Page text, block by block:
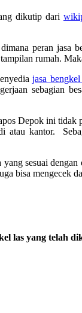
dikutip dari
peran
rumah.
jasa bengkel
sebagian
Depok ini tidak
atau kantor.
sesuai
bisa mengecek
las yang telah